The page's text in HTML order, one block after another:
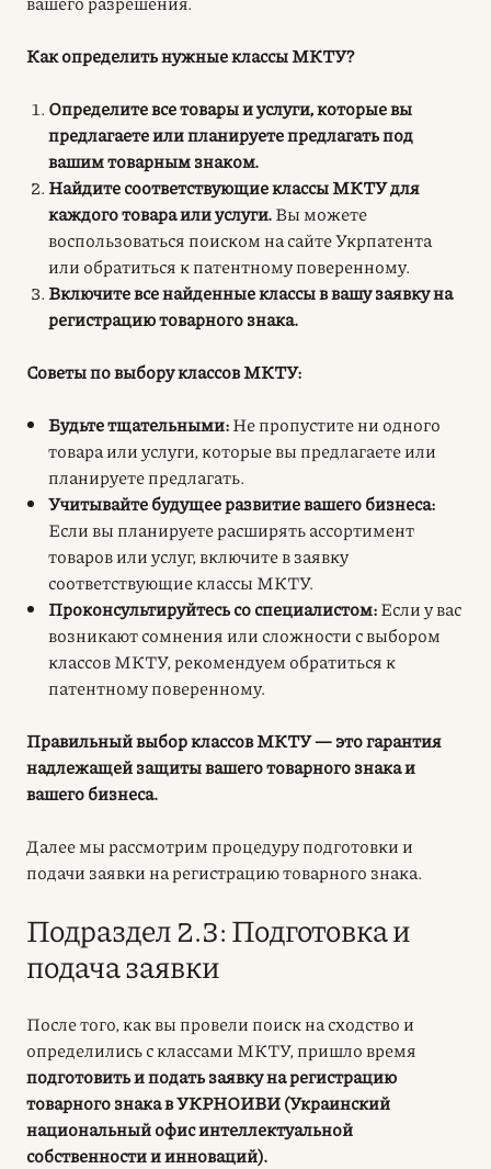
Как определить нужные классы МКТУ?
Определите все товары и услуги, которые вы
предлагаете или планируете предлагать под
вашим товарным знаком.
Найдите соответствующие классы МКТУ для
каждого товара или услуги.Вы можете
воспользоваться поиском на сайте Укрпатента
или обратиться к патентному поверенному.
Включите все найденные классы в вашу заявку на
регистрацию товарного знака.
Советы по выбору классов МКТУ:
Будьте тщательными:Не пропустите ни одного
товара или услуги, которые вы предлагаете или
планируете предлагать.
Учитывайте будущее развитие вашего бизнеса:
Если вы планируете расширять ассортимент
товаров или услуг, включите в заявку
соответствующие классы МКТУ.
Проконсультируйтесь со специалистом:Если у вас
возникают сомнения или сложности с выбором
классов МКТУ, рекомендуем обратиться к
патентному поверенному.
Правильный выбор классов МКТУ — это гарантия
надлежащей защиты вашего товарного знака и
вашего бизнеса.
Далее мы рассмотрим процедуру подготовки и
подачи заявки на регистрацию товарного знака.
Подраздел 2.3: Подготовка и
подача заявки
После того, как вы провели поиск на сходство и
определились с классами МКТУ, пришло время
подготовить и подать заявку на регистрацию
товарного знака в УКРНОИВИ (Украинский
национальный офис интеллектуальной
собственности и инноваций).